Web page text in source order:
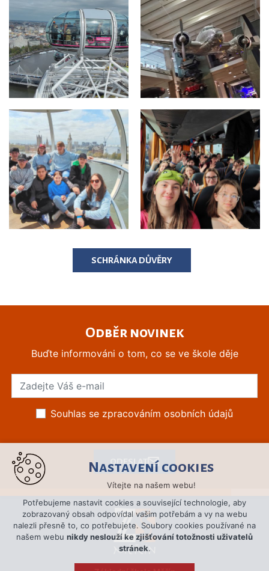
SCHRÁNKA DŮVĚRY
Odběr novinek
Buďte informováni o tom, co se ve škole děje
Souhlas se zpracováním osobních údajů
Nastavení cookies
Vítejte na našem webu!
Potřebujeme nastavit cookies a související technologie, aby
zobrazovaný obsah odpovídal vašim potřebám a vy na webu
nalezli přesně to, co potřebujete. Soubory cookies používané na
našem webu nikdy neslouží ke zjišťování totožnosti uživatelů
stránek.